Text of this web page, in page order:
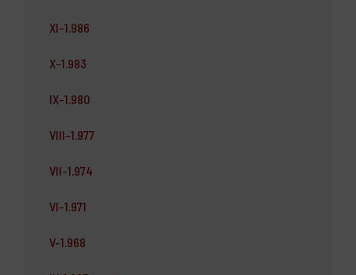
XI-1.986
X-1.983
IX-1.980
VIII-1.977
VII-1.974
VI-1.971
V-1.968